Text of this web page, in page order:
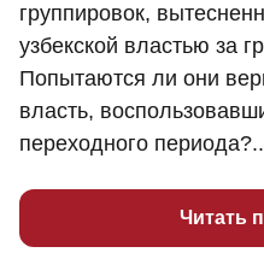
группировок,
узбекской властью за
Попытаются ли они
власть,
переходного
Читать